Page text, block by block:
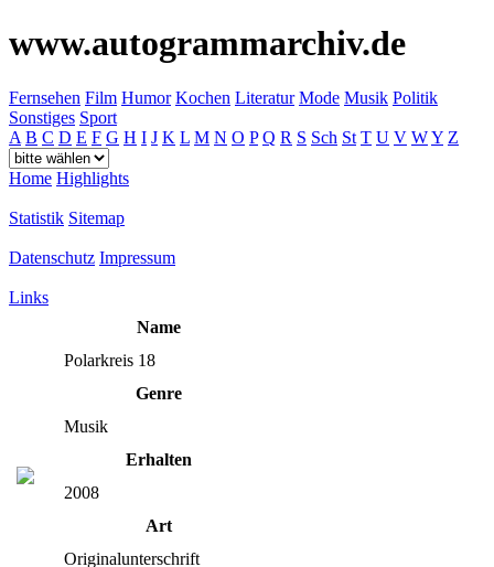
www.autogrammarchiv.de
Fernsehen Film Humor Kochen Literatur Mode Musik Politik
Sonstiges Sport
A B C D E F G H I J K L M N O P Q R S Sch St T U V WY Z
Home Highlights
Statistik Sitemap
Datenschutz Impressum
Links
Name
Polarkreis 18
Genre
Musik
Erhalten
2008
Art
Originalunterschrift